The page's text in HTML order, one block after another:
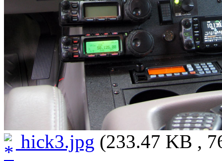
hick3.jpg (233.47 KB ,